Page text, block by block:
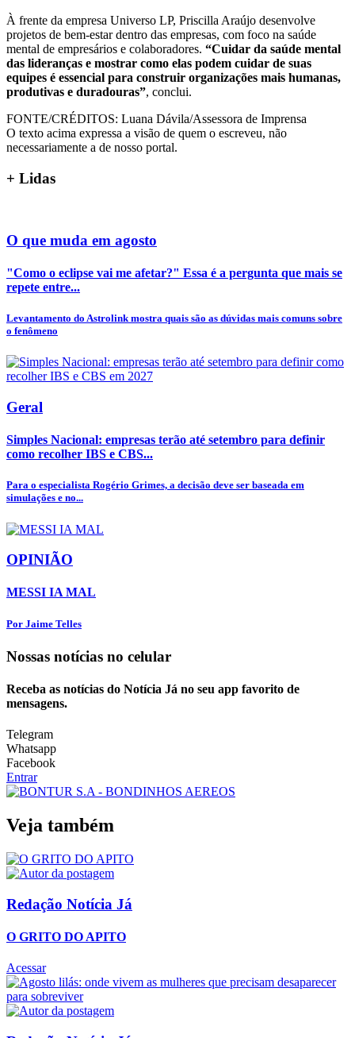
À frente da empresa Universo LP, Priscilla Araújo desenvolve
projetos de bem-estar dentro das empresas, com foco na saúde
mental de empresários e colaboradores. “Cuidar da saúde mental
das lideranças e mostrar como elas podem cuidar de suas
equipes é essencial para construir organizações mais humanas,
produtivas e duradouras”, conclui.
FONTE/CRÉDITOS: Luana Dávila/Assessora de Imprensa
O texto acima expressa a visão de quem o escreveu, não
necessariamente a de nosso portal.
+ Lidas
O que muda em agosto
"Como o eclipse vai me afetar?" Essa é a pergunta que mais se
repete entre...
Levantamento do Astrolink mostra quais são as dúvidas mais comuns sobre
o fenômeno
Geral
Simples Nacional: empresas terão até setembro para definir
como recolher IBS e CBS...
Para o especialista Rogério Grimes, a decisão deve ser baseada em
simulações e no...
OPINIÃO
MESSI IA MAL
Por Jaime Telles
Nossas notícias no celular
Receba as notícias do Notícia Já no seu app favorito de
mensagens.
Telegram
Whatsapp
Facebook
Entrar
Veja também
Redação Notícia Já
O GRITO DO APITO
Acessar